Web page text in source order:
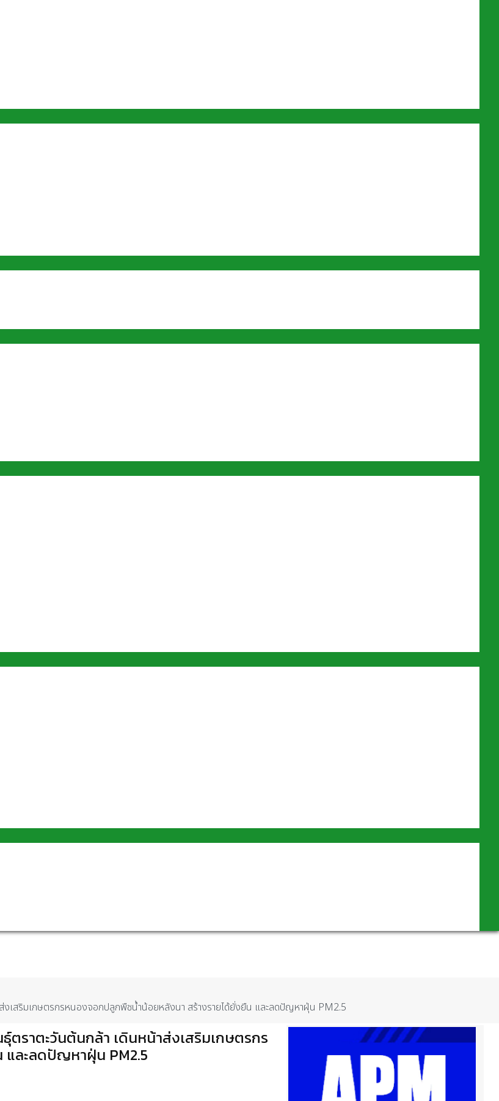
สริมเกษตรกรหนองจอกปลูกพืชน้ำน้อยหลังนา สร้างรายได้ยั่งยืน และลดปัญหาฝุ่น PM2.5
าตะวันต้นกล้า เดินหน้าส่งเสริมเกษตรกร
ละลดปัญหาฝุ่น PM2.5